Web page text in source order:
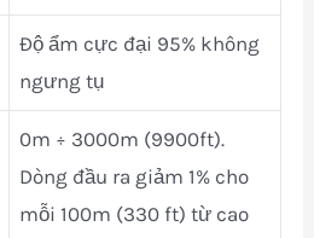
Độ ẩm cực đại 95% không
ngưng tụ
0m ÷ 3000m (9900ft).
Dòng đầu ra giảm 1% cho
mỗi 100m (330 ft) từ cao